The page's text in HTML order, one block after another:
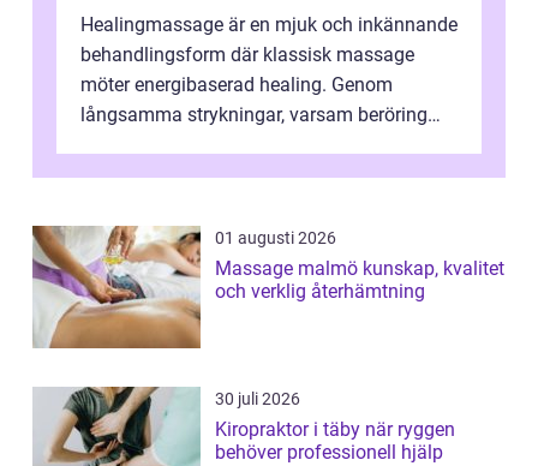
Healingmassage är en mjuk och inkännande
behandlingsform där klassisk massage
möter energibaserad healing. Genom
långsamma strykningar, varsam beröring
nervsys...
01 augusti 2026
Massage malmö kunskap, kvalitet
och verklig återhämtning
30 juli 2026
Kiropraktor i täby när ryggen
behöver professionell hjälp